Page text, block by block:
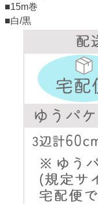
■15m巻
■白/黒